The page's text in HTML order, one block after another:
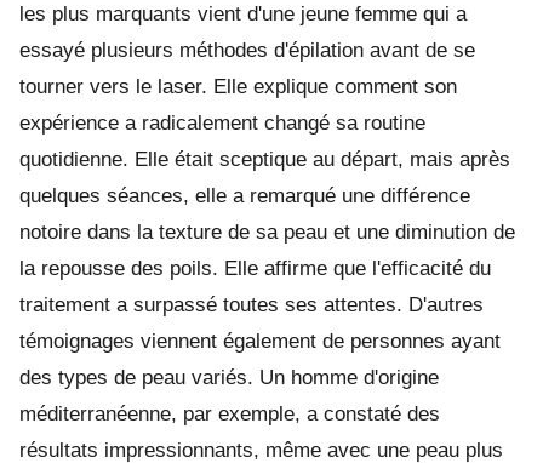
les plus marquants vient d'une jeune femme qui a
essayé plusieurs méthodes d'épilation avant de se
tourner vers le laser. Elle explique comment son
expérience a radicalement changé sa routine
quotidienne. Elle était sceptique au départ, mais après
quelques séances, elle a remarqué une différence
notoire dans la texture de sa peau et une diminution de
la repousse des poils. Elle affirme que l'efficacité du
traitement a surpassé toutes ses attentes. D'autres
témoignages viennent également de personnes ayant
des types de peau variés. Un homme d'origine
méditerranéenne, par exemple, a constaté des
résultats impressionnants, même avec une peau plus